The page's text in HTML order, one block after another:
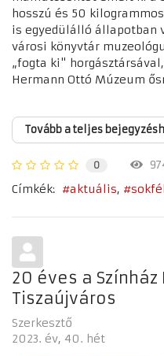
hosszú és 50
is egyedülálló állapotban
városi könyvtár
„fogta ki"
Hermann Ottó Múzeum
Tovább a teljes
0
Címkék:
aktuális
20 éves a Színház
Tiszaújváros
Szerkesztő
2023. év 40. hét